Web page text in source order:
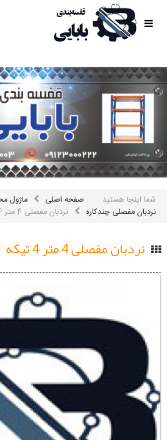
محصولات
مقالات
درباره
تماس
باما
اینستاگرام
سایر
لینک
ها
شما اینجا هستید صفحه اصلی ماژول
نردبان مفصلی چندکاره
نردبان مفصلی 4 متر 4 تیکه
نردبان مفصلی 4 متر 4 تیکه